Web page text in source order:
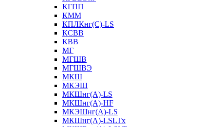
КГПП
КММ
КПЛКнг(C)-LS
КСВВ
КВВ
МГ
МГШВ
МГШВЭ
МКШ
МКЭШ
МКШнг(А)-LS
МКШнг(А)-HF
МКЭШнг(А)-LS
МКШнг(А)-LSLTx